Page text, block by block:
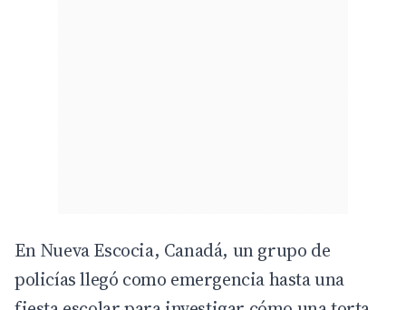
En Nueva Escocia, Canadá, un grupo de
policías llegó como emergencia hasta una